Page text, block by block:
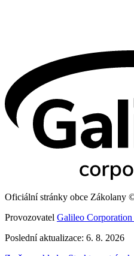
Oficiální stránky obce Zákolany
Provozovatel Galileo Corporation
Poslední aktualizace: 6. 8. 2026